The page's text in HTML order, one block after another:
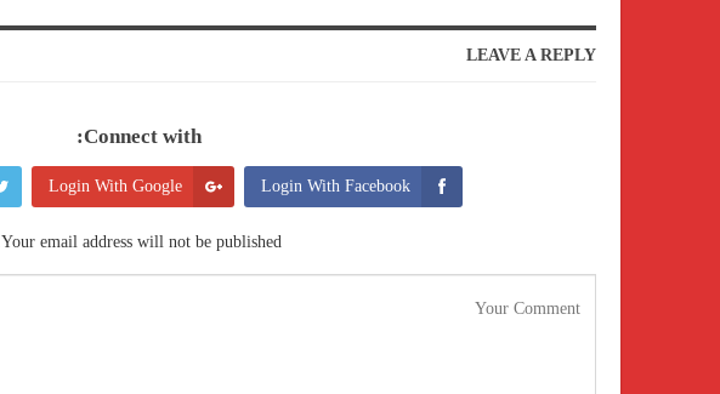
LEAVE A REPLY
Connect with:
Login With Facebook
Login With Google
Your email address will not be published.